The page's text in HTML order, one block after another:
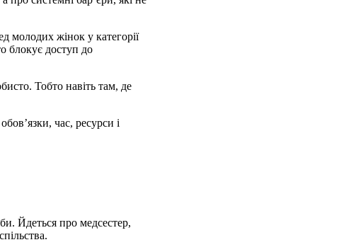
молодих жінок у категорії
блокує доступ до
Тобто навіть там, де
час, ресурси і
Йдеться про медсестер,